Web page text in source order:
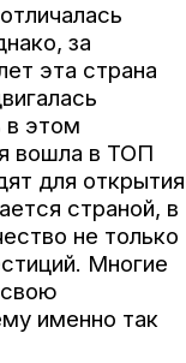
за
эта страна
в этом
вошла в ТОП
для открытия
страной, в
не только
Многие
именно так